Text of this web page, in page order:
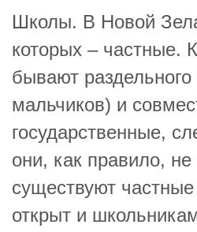
Школы. В Новой
которых – частные.
бывают
мальчиков) и
государственные,
они, как правило,
существуют
открыт и